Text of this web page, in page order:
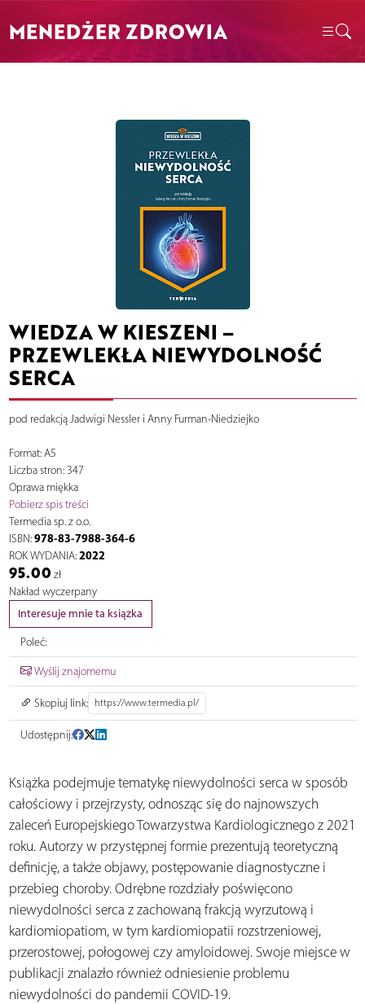
MENEDŻER ZDROWIA
WIEDZA W KIESZENI –
PRZEWLEKŁA NIEWYDOLNOŚĆ
SERCA
pod redakcją Jadwigi Nessler i Anny Furman-Niedziejko
Format: A5
Liczba stron: 347
Oprawa miękka
Pobierz spis treści
Termedia sp. z o.o.
ISBN:978-83-7988-364-6
ROK WYDANIA:2022
95.00 zł
Nakład wyczerpany
Interesuje mnie ta książka
Poleć:
Wyślij znajomemu
Skopiuj link:
Udostępnij:
Książka podejmuje tematykę niewydolności serca w sposób
całościowy i przejrzysty, odnosząc się do najnowszych
zaleceń Europejskiego Towarzystwa Kardiologicznego z 2021
roku. Autorzy w przystępnej formie prezentują teoretyczną
definicję, a także objawy, postępowanie diagnostyczne i
przebieg choroby. Odrębne rozdziały poświęcono
niewydolności serca z zachowaną frakcją wyrzutową i
kardiomiopatiom, w tym kardiomiopatii rozstrzeniowej,
przerostowej, połogowej czy amyloidowej. Swoje miejsce w
publikacji znalazło również odniesienie problemu
niewydolności do pandemii COVID-19.